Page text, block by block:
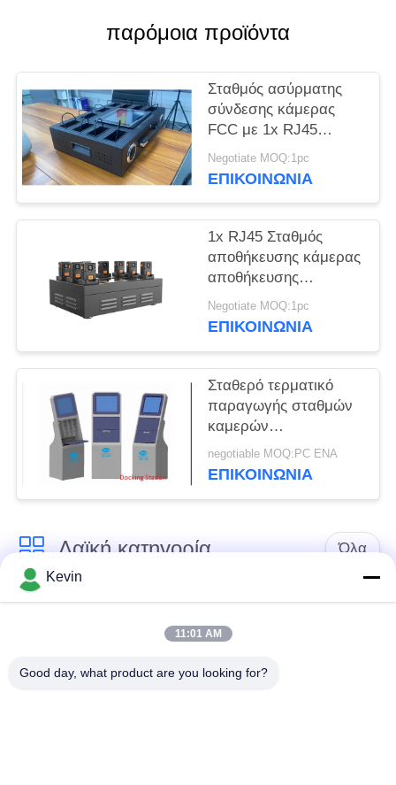
ΥΠΟΘΈΣΕΙΣ
ΖΗΤΉΣΤΕ
ΜΙΑ
ΠΡΟΣΦΟΡΆ
SITEMAP
ΑΠΟΡΡΉΤΟΥ
παρόμοια προϊόντα
Σταθμός ασύρματης
σύνδεσης κάμερας
FCC με 1x RJ45
1xUSB 3.0 Interface
Negotiate MOQ:1pc
ΕΠΙΚΟΙΝΩΝΊΑ
1x RJ45 Σταθμός
αποθήκευσης κάμερας
αποθήκευσης
δεδομένων βίντεο
Ασφάλεια σε
Negotiate MOQ:1pc
ΕΠΙΚΟΙΝΩΝΊΑ
Σταθερό τερματικό
παραγωγής σταθμών
καμερών
ελλιμενίζοντας με τη
διπλή προστασία
negotiable MOQ:PC ΕΝΑ
ΕΠΙΚΟΙΝΩΝΊΑ
Λαϊκή κατηγορία Όλα
Φορεμένες
Κάμερες σώματος
αστυνομίας
4G φορεμένη σώμα
Κάμερα κρανών
Kevin
11:01 AM
Good day, what product are you looking for?